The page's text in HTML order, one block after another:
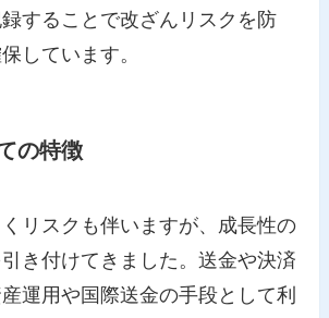
することで改ざんリスクを防
しています。
の特徴
リスクも伴いますが、成長性の
き付けてきました。送金や決済
運用や国際送金の手段として利